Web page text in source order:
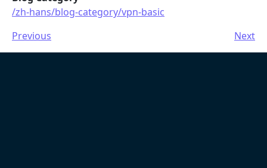
/zh-hans/blog-category/vpn-basic
Previous
Next